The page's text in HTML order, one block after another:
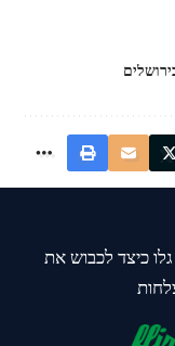
כיצד לכבוש את